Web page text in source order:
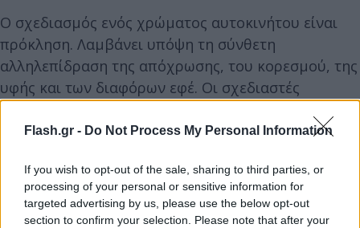
Flash.gr - Do Not Process My Personal Information
If you wish to opt-out of the sale, sharing to third parties, or
processing of your personal or sensitive information for
targeted advertising by us, please use the below opt-out
section to confirm your selection. Please note that after your
Ο σχεδιασμός ενός χρώματος αυτοκινήτου είναι
πρόκληση. Λαμβάνει υπόψη τη σύνθετη
αλληλεπίδραση της απόχρωσης, του κορεσμού, της
υφής και των διαφόρων εφέ. Οι σχεδιαστές
χρωμάτων παρακολουθούν συνεχώς τους δείκτες
τάσης που καθορίζουν τη μελλοντική εμφάνιση
χρώματα για μια πολύ απαιτητική αγορά. Είναι
αυτοί που δείχνουν τον δρόμο του μέλλοντος. Στα
σύγχρονα δυναμικά χρώματα οι σχεδιαστές